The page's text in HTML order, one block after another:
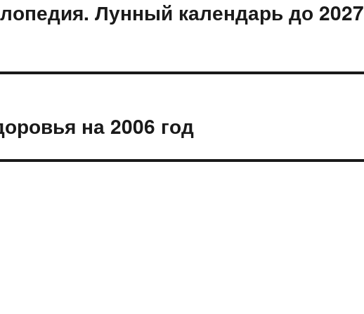
Лунный календарь до 2027
на 2006 год